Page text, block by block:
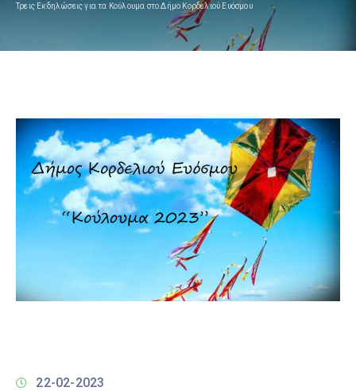
Τρεις Εκδηλώσεις για τα Κούλουμα στο Δήμο Κορδελιού Ευόσμου
22-02-2023